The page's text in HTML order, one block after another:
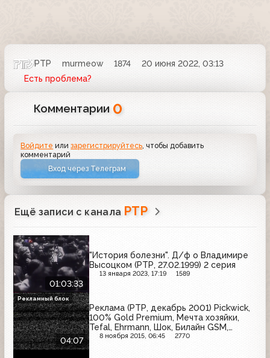
РТР murmeow 1874
20 июня 2022, 03:13
Есть проблема?
Комментарии 0
Войдите илизарегистрируйтесь , чтобы добавить
комментарий
Вход через Телеграм
Ещё записи с канала РТР
01:03:33
"История болезни". Д/ф о Владимире
Высоцком (РТР, 27.02.1999) 2 серия
13 января 2023, 17:19 1589
04:07
Реклама (РТР, декабрь 2001) Pickwick,
100% Gold Premium, Мечта хозяйки,
Tefal, Ehrmann, Шок, Билайн GSM,
Крестьянка
8 ноября 2015, 06:45 2770
Рекламный блок